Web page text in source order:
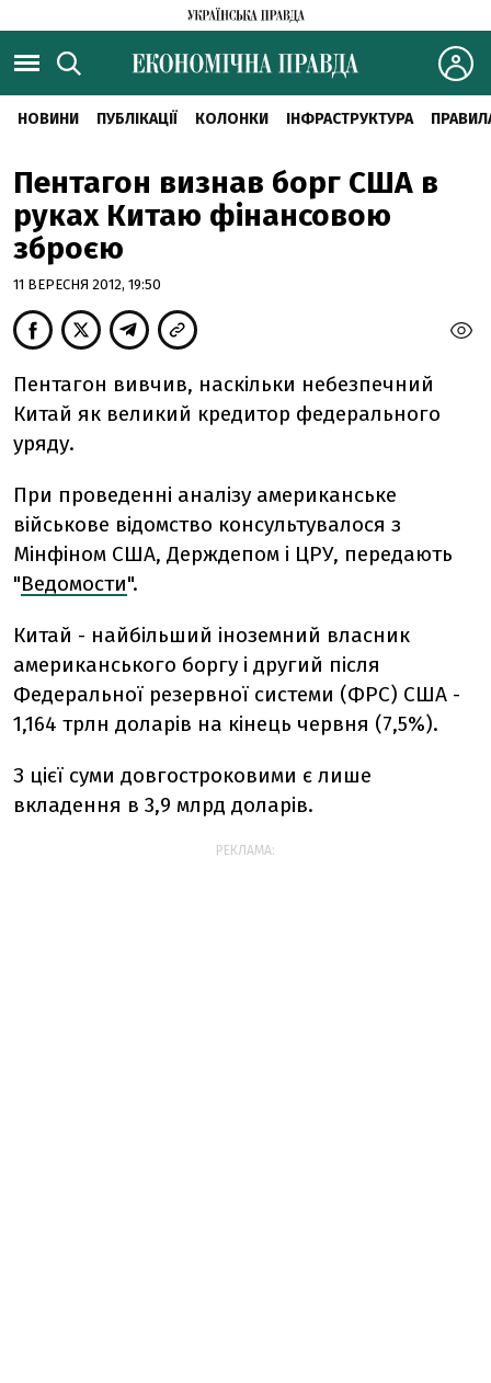
НОВИНИ ПУБЛІКАЦІЇ КОЛОНКИ ІНФРАСТРУКТУРА
Пентагон визнав борг США в
руках Китаю фінансовою
зброєю
11 ВЕРЕСНЯ 2012, 19:50
Пентагон вивчив, наскільки небезпечний
Китай як великий кредитор федерального
уряду.
При проведенні аналізу американське
військове відомство консультувалося з
Мінфіном США, Держдепом і ЦРУ, передають
"Ведомости".
Китай - найбільший іноземний власник
американського боргу і другий після
Федеральної резервної системи (ФРС) США -
1,164 трлн доларів на кінець червня (7,5%).
З цієї суми довгостроковими є лише
вкладення в 3,9 млрд доларів.
РЕКЛАМА: